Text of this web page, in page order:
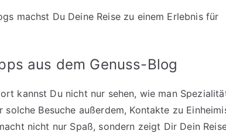
machst Du Deine Reise zu einem Erlebnis für
aus dem Genuss-Blog
kannst Du nicht nur sehen, wie man
Besuche außerdem, Kontakte zu
nicht nur Spaß, sondern zeigt Dir Dein